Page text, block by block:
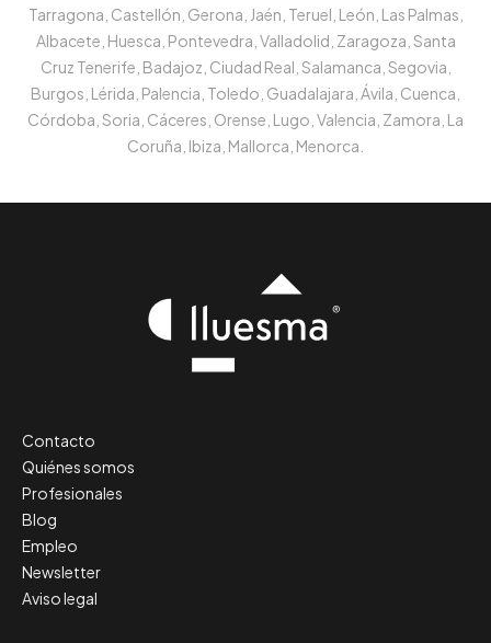
Tarragona, Castellón, Gerona, Jaén, Teruel, León, Las Palmas,
Albacete, Huesca, Pontevedra, Valladolid, Zaragoza, Santa
Cruz Tenerife, Badajoz, Ciudad Real, Salamanca, Segovia,
Burgos, Lérida, Palencia, Toledo, Guadalajara, Ávila, Cuenca,
Córdoba, Soria, Cáceres, Orense, Lugo, Valencia, Zamora, La
Coruña, Ibiza, Mallorca, Menorca.
Contacto
Quiénes somos
Profesionales
Blog
Empleo
Newsletter
Aviso legal